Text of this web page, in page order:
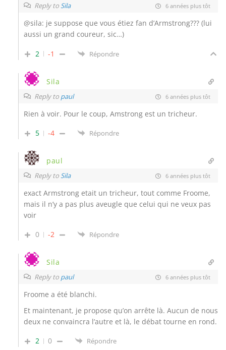
Reply toSila 6 années plus tôt
@sila: je suppose que vous étiez fan d’Armstrong??? (lui
aussi un grand coureur, sic…)
2 -1 Répondre
Sila
Reply to paul 6 années plus tôt
Rien à voir. Pour le coup, Amstrong est un tricheur.
5
-4 Répondre
paul
Reply toSila 6 années plus tôt
exact Armstrong etait un tricheur, tout comme Froome,
mais il n’y a pas plus aveugle que celui qui ne veux pas
voir
0
-2 Répondre
Sila
Reply to paul 6 années plus tôt
Froome a été blanchi.
Et maintenant, je propose qu’on arrête là. Aucun de nous
deux ne convaincra l’autre et là, le débat tourne en rond.
2
0 Répondre